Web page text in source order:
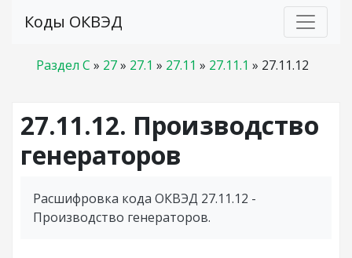
Коды ОКВЭД
Раздел C » 27» 27.1 » 27.11 » 27.11.1 » 27.11.12
27.11.12. Производство
генераторов
Расшифровка кода ОКВЭД 27.11.12 -
Производство генераторов.